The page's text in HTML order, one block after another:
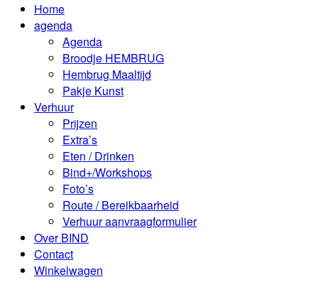
Home
agenda
Agenda
Broodje HEMBRUG
Hembrug Maaltijd
Pakje Kunst
Verhuur
Prijzen
Extra’s
Eten / Drinken
Bind+/Workshops
Foto’s
Route / Bereikbaarheid
Verhuur aanvraagformulier
Over BIND
Contact
Winkelwagen